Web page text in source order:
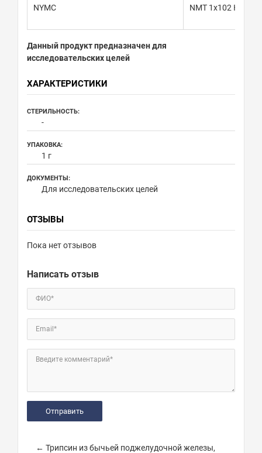
NYMC NMT 1x102 КОЕ/г
Данный продукт предназначен для
исследовательских целей
ХАРАКТЕРИСТИКИ
СТЕРИЛЬНОСТЬ:
-
УПАКОВКА:
1 г
ДОКУМЕНТЫ:
Для исследовательских целей
ОТЗЫВЫ
Пока нет отзывов
Написать отзыв
ФИО*
Email*
Введите комментарий*
← Трипсин из бычьей поджелудочной железы,